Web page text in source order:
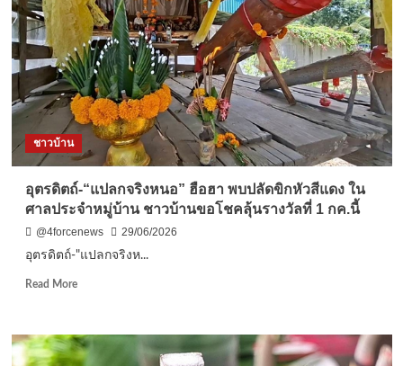
บ้าน
แห่
ปัก
หลัก
รอ
คิว
หน้า
ธ.ก.ส.
ลับแล
ตั้งแต่
เช้า
มืด
หวัง
ยื่น
ผล
แห่ง
รัฐ
ชาวบ้าน
อุตรดิตถ์-“แปลกจริงหนอ” ฮือฮา พบปลัดขิกหัวสีแดง ใน
ศาลประจำหมู่บ้าน ชาวบ้านขอโชคลุ้นรางวัลที่ 1 กค.นี้
@4forcenews
29/06/2026
อุตรดิตถ์-"แปลกจริงห...
Read MoreRead
อุตรดิตถ์-“แปลก
จริง